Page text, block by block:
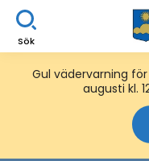
Sök
Gul vädervarning
augusti kl.